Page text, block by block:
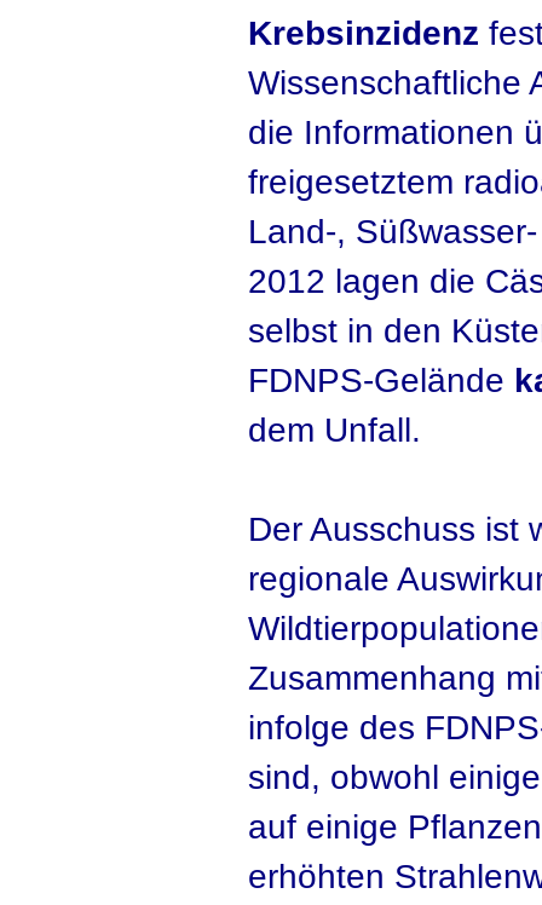
Krebsinzidenz
Wissenschaftliche
die Informationen
freigesetztem
Land-,
2012 lagen die
selbst in den
FDNPS-Gelände
dem Unfall.
Der Ausschuss ist
regionale
Zusammenhang
infolge des
sind, obwohl
auf einige
erhöhten